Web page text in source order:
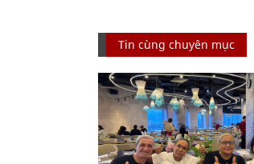
Tin cùng chuyên mục